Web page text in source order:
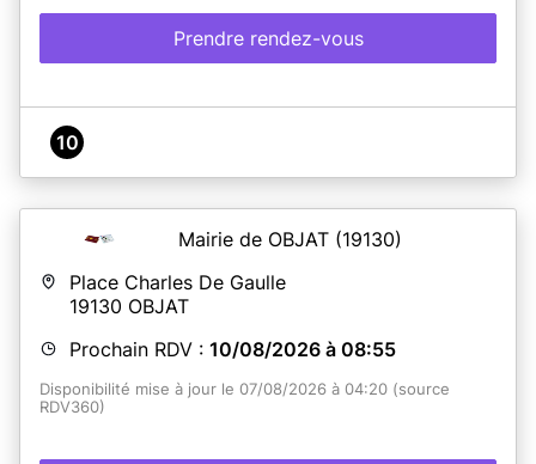
Prendre rendez-vous
10
Mairie de OBJAT (19130)
Place Charles De Gaulle
19130 OBJAT
Prochain RDV : 10/08/2026 à 08:55
Disponibilité mise à jour le 07/08/2026 à 04:20 (source
RDV360)